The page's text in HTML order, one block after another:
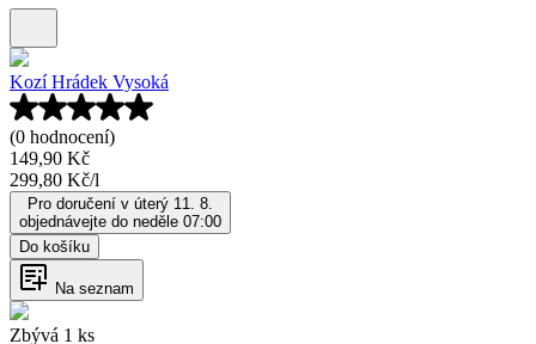
Kozí Hrádek Vysoká
(0 hodnocení)
149,90 Kč
299,80 Kč/l
Pro doručení v úterý 11. 8.
objednávejte do neděle 07:00
Do košíku
Na seznam
Zbývá 1 ks